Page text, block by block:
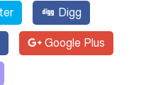
Digg
Google Plus